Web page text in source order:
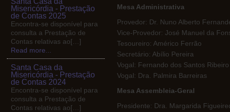
Misericórdia - Prestação
de Contas 2025
Encontra-se disponível para
consulta a Prestação de
Contas relativas ao[…]
Read more...
Santa Casa da
Misericórdia - Prestação
de Contas 2024
Encontra-se disponível para
consulta a Prestação de
Contas relativas ao[…]
Mesa Administrativa
Provedor: Dr. Nuno Alberto
Vice-Provedor: José Manuel da
Tesoureiro: Américo Ferrão
Secretário: Abílio Pereira
Vogal: Fernando dos Santos Ribeiro
Vogal: Dra. Palmira Barreiras
Mesa Assembleia-Geral
Presidente: Dra. Margarida